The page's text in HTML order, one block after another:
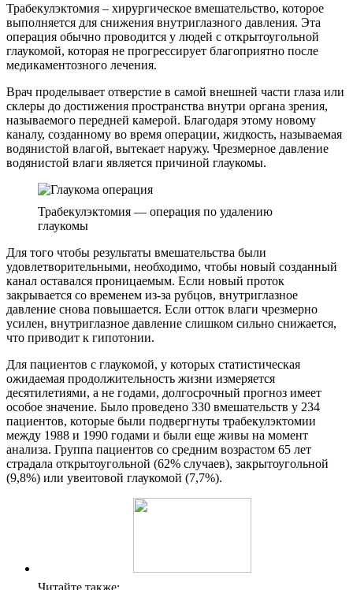
Трабекулэктомия – хирургическое вмешательство, которое
выполняется для снижения внутриглазного давления. Эта
операция обычно проводится у людей с открытоугольной
глаукомой, которая не прогрессирует благоприятно после
медикаментозного лечения.
Врач проделывает отверстие в самой внешней части глаза или
склеры до достижения пространства внутри органа зрения,
называемого передней камерой. Благодаря этому новому
каналу, созданному во время операции, жидкость, называемая
водянистой влагой, вытекает наружу. Чрезмерное давление
водянистой влаги является причиной глаукомы.
Трабекулэктомия — операция по удалению
глаукомы
Для того чтобы результаты вмешательства были
удовлетворительными, необходимо, чтобы новый созданный
канал оставался проницаемым. Если новый проток
закрывается со временем из-за рубцов, внутриглазное
давление снова повышается. Если отток влаги чрезмерно
усилен, внутриглазное давление слишком сильно снижается,
что приводит к гипотонии.
Для пациентов с глаукомой, у которых статистическая
ожидаемая продолжительность жизни измеряется
десятилетиями, а не годами, долгосрочный прогноз имеет
особое значение. Было проведено 330 вмешательств у 234
пациентов, которые были подвергнуты трабекулэктомии
между 1988 и 1990 годами и были еще живы на момент
анализа. Группа пациентов со средним возрастом 65 лет
страдала открытоугольной (62% случаев), закрытоугольной
(9,8%) или увеитовой глаукомой (7,7%).
Читайте также: